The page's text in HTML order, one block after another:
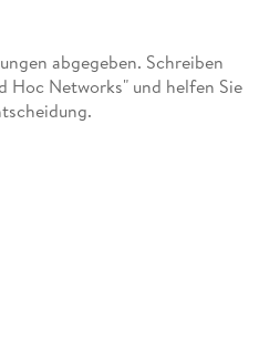
abgegeben. Schreiben
Hoc Networks" und helfen Sie